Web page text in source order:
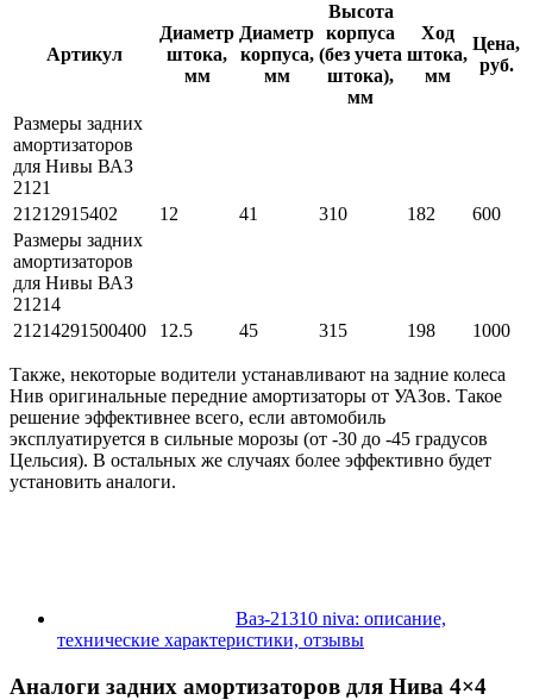
Артикул
Диаметр
штока,
мм
Диаметр
корпуса,
мм
Высота
корпуса
(без учета
штока),
мм
Ход
штока,
мм
Цена,
руб.
Размеры задних
амортизаторов
для Нивы ВАЗ
2121
21212915402
12 41 310 182
600
Размеры задних
амортизаторов
для Нивы ВАЗ
21214
21214291500400
12.5 45 315 198 1000
Также, некоторые водители устанавливают на задние колеса
Нив оригинальные передние амортизаторы от УАЗов. Такое
решение эффективнее всего, если автомобиль
эксплуатируется в сильные морозы (от -30 до -45 градусов
Цельсия). В остальных же случаях более эффективно будет
установить аналоги.
Ваз-21310 niva: описание,
технические характеристики, отзывы
Аналоги задних амортизаторов для Нива 4×4